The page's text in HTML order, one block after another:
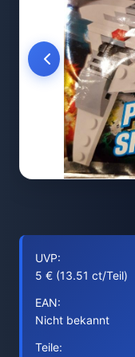
UVP:
5 € (13.51 ct/Teil)
EAN:
Nicht bekannt
Teile: